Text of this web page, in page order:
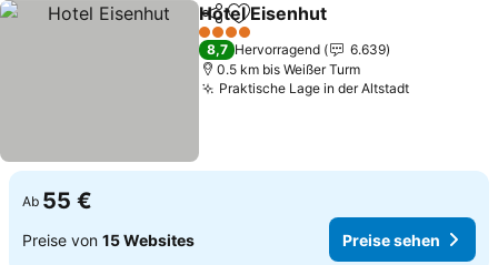
TeilenZu Favoriten hinzufügen
Hotel Eisenhut
4 Sterne
8,7 Hervorragend
6.639
0.5 km bis Weißer Turm
Praktische Lage in der AltstadtPreise
Ab 55 €
Preise von 15 Websites Preise sehen